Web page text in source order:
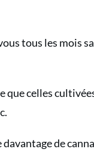
tous les mois
celles
de